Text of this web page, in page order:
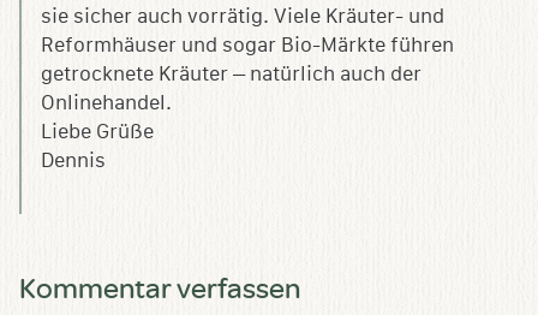
sie sicher auch vorrätig. Viele Kräuter- und
Reformhäuser und sogar Bio-Märkte führen
getrocknete Kräuter – natürlich auch der
Onlinehandel.
Liebe Grüße
Dennis
Kommentar verfassen